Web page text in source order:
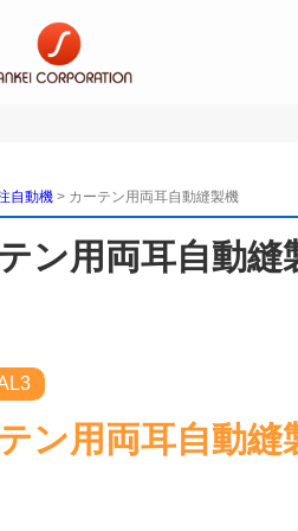
自動機 > カーテン用両耳自動縫製機
ン用両耳自動縫
ン用両耳自動縫